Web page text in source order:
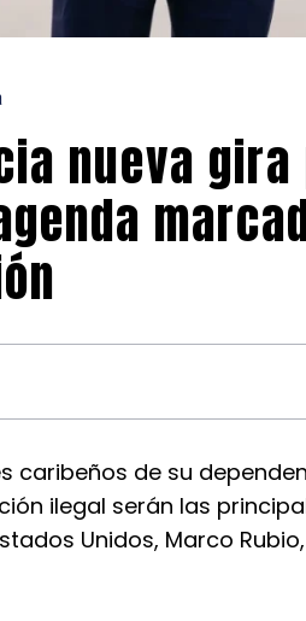
nueva
caribeños de su
ilegal serán las
Unidos, Marco